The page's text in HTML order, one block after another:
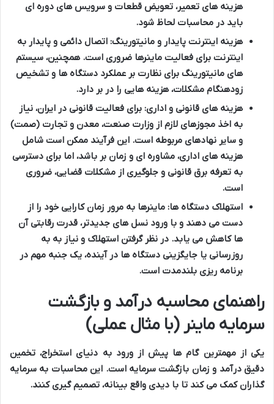
هزینه های تعمیر، تعویض قطعات و سرویس های دوره ای
باید در محاسبات لحاظ شود.
هزینه اینترنت پایدار و مانیتورینگ: اتصال دائمی و پایدار به
اینترنت برای فعالیت ماینرها ضروری است. همچنین، سیستم
های مانیتورینگ برای نظارت بر عملکرد دستگاه ها و تشخیص
زودهنگام مشکلات، هزینه هایی را در بر دارد.
هزینه های قانونی و اداری: برای فعالیت قانونی در ایران، نیاز
به اخذ مجوزهای لازم از وزارت صنعت، معدن و تجارت (صمت)
و سایر نهادهای مربوطه است. این فرآیند ممکن است شامل
هزینه های اداری، مشاوره ای و زمان بر باشد، اما برای دسترسی
به تعرفه برق قانونی و جلوگیری از مشکلات قضایی، ضروری
است.
استهلاک دستگاه ها: ماینرها به مرور زمان کارایی خود را از
دست می دهند و با ورود نسل های جدیدتر، قدرت رقابتی آن
ها کاهش می یابد. در نظر گرفتن استهلاک و نیاز به به
روزرسانی یا جایگزینی دستگاه ها در آینده، یک جنبه مهم در
برنامه ریزی بلندمدت است.
راهنمای محاسبه درآمد و بازگشت
سرمایه ماینر (با مثال عملی)
یکی از مهمترین گام ها پیش از ورود به دنیای استخراج، تخمین
دقیق درآمد و زمان بازگشت سرمایه است. این محاسبات به سرمایه
گذاران کمک می کند تا با دیدی واقع بینانه، تصمیم گیری کنند.